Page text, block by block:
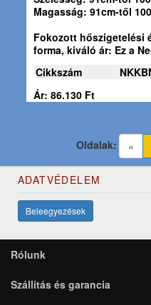
Magasság: 91cm-től
Fokozott hőszigetelési
forma, kiváló ár: Ez a
Cikkszám
Ár: 86.130 Ft
«
Oldalak:
ADATVÉDELEM
Beleegyezések
Rólunk
Szállítás és garancia